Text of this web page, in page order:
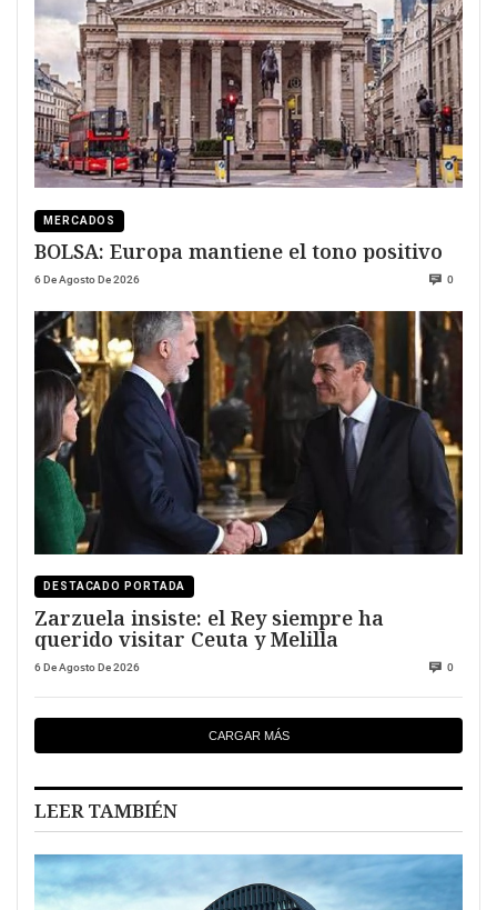
MERCADOS
BOLSA: Europa mantiene el tono positivo
6 De Agosto De 2026 0
DESTACADO PORTADA
Zarzuela insiste: el Rey siempre ha
querido visitar Ceuta y Melilla
6 De Agosto De 2026 0
CARGAR MÁS
LEER TAMBIÉN